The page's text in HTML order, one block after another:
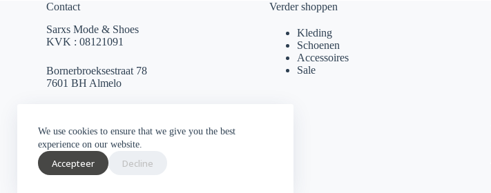
We use cookies to ensure that we give you the best
experience on our website.
Accepteer Decline
Contact
Sarxs Mode & Shoes
KVK : 08121091
Bornerbroeksestraat 78
7601 BH Almelo
0546 812 230
Socials
Verder shoppen
Kleding
Schoenen
Accessoires
Sale